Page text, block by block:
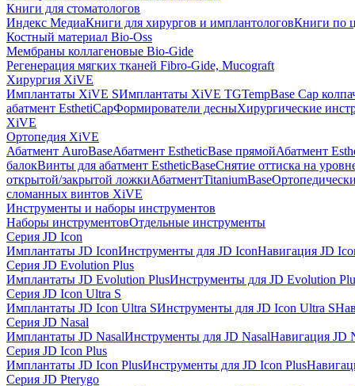
Книги для стоматологов
Индекс МедиаКниги для хирургов и имплантологовКниги по
Костный материал Bio-Oss
Мембраны коллагеновые Bio-Gide
Регенерация мягких тканей Fibro-Gide, Mucograft
Хирургия XiVE
Имплантаты XiVE SИмплантаты XiVE TGTempBase Cap
абатмент EsthetiCapФормирователи десныХирургические
XiVE
Ортопедия XiVE
Абатмент AuroBaseАбатмент EstheticBase прямойАбатмент
балокВинты для абатмент EstheticBaseСнятие оттиска на
открытой/закрытой ложкиАбатментTitaniumBase
сломанных винтов XiVE
Инструменты и наборы инструментов
Наборы инструментовОтдельные инструменты
Серия JD Icon
Имплантаты JD IconИнструменты для JD IconНавигация JD
Серия JD Evolution Plus
Имплантаты JD Evolution PlusИнструменты для JD Evolution
Серия JD Icon Ultra S
Имплантаты JD Icon Ultra SИнструменты для JD Icon Ultra S
Серия JD Nasal
Имплантаты JD NasalИнструменты для JD NasalНавигация JD
Серия JD Icon Plus
Имплантаты JD Icon PlusИнструменты для JD Icon Plus
Серия JD Pterygo